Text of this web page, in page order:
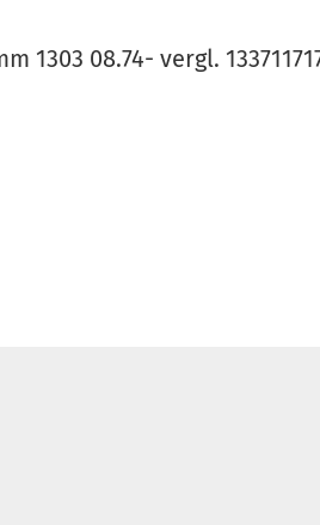
1303 08.74- vergl.